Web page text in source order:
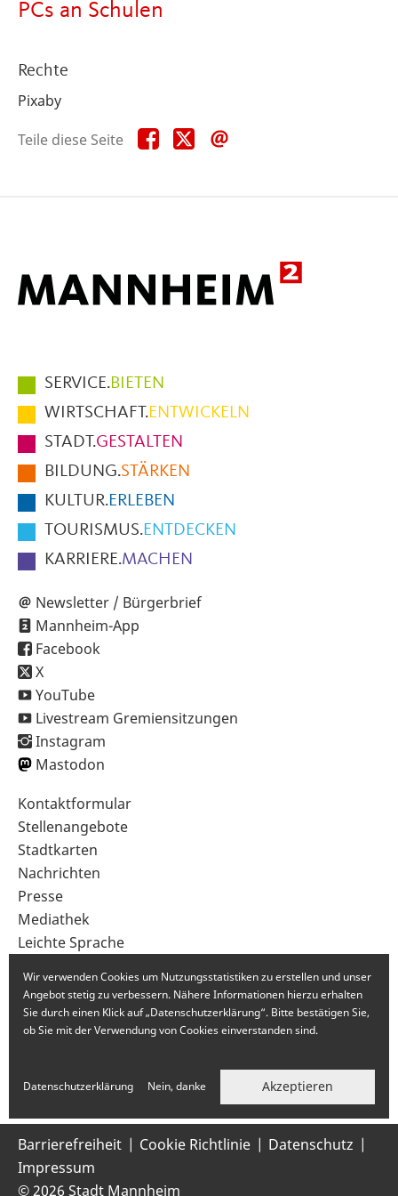
PCs an Schulen
Rechte
Pixaby
Teile diese Seite
Teile
diese
Teile
diese
Hauptmenüpunkte
im
Fußbereich
der
Seite
SERVICE.BIETEN
WIRTSCHAFT.ENTWICKELN
STADT.GESTALTEN
BILDUNG.STÄRKEN
KULTUR.ERLEBEN
TOURISMUS.ENTDECKEN
KARRIERE.MACHEN
Newsletter / Bürgerbrief
Mannheim-App
Facebook
X
YouTube
Livestream Gremiensitzungen
Instagram
Mastodon
Sekundärnavigation
im
Fußbereich
Kontaktformular
Stellenangebote
Stadtkarten
Nachrichten
Presse
Mediathek
Leichte Sprache
Barrierefreiheit Cookie Richtlinie
Datenschutz
Impressum
© 2026 Stadt Mannheim
Wir verwenden Cookies um Nutzungsstatistiken zu erstellen und unser
Angebot stetig zu verbessern. Nähere Informationen hierzu erhalten
Sie durch einen Klick auf „Datenschutzerklärung“. Bitte bestätigen Sie,
ob Sie mit der Verwendung von Cookies einverstanden sind.
Datenschutzerklärung Nein, danke Akzeptieren